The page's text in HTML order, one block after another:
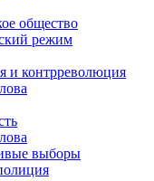
общество
режим
и контрреволюция
выборы